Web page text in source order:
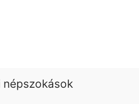
népszokások